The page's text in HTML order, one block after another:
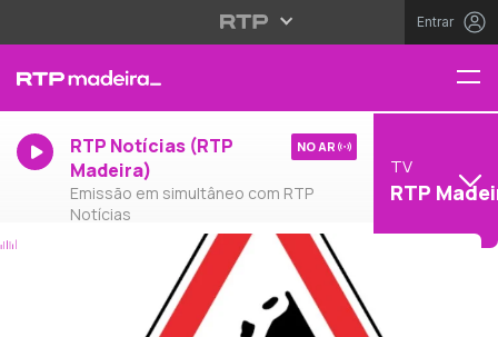
Entrar
RTP Notícias (RTP
Madeira)
Emissão em simultâneo com RTP
Notícias
NO AR
TV
RTP